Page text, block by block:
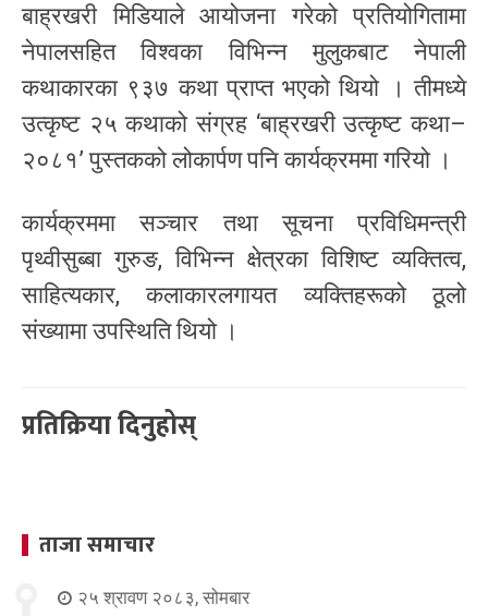
बाह्रखरी मिडियाले आयोजना गरेको प्रतियोगितामा
नेपालसहित विश्वका विभिन्न मुलुकबाट नेपाली
कथाकारका ९३७ कथा प्राप्त भएको थियो । तीमध्ये
उत्कृष्ट २५ कथाको संग्रह ‘बाह्रखरी उत्कृष्ट कथा–
२०८१’ पुस्तकको लोकार्पण पनि कार्यक्रममा गरियो ।
कार्यक्रममा सञ्चार तथा सूचना प्रविधिमन्त्री
पृथ्वीसुब्बा गुरुङ, विभिन्न क्षेत्रका विशिष्ट व्यक्तित्व,
साहित्यकार, कलाकारलगायत व्यक्तिहरूको ठूलो
संख्यामा उपस्थिति थियो ।
प्रतिक्रिया दिनुहोस्
ताजा समाचार
२५ श्रावण २०८३, सोमबार